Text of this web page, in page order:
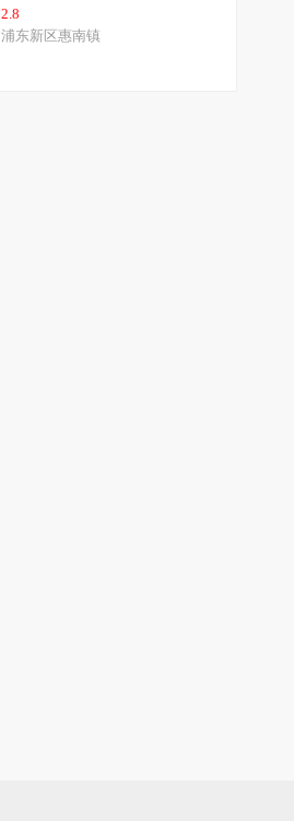
2.8
浦东新区惠南镇